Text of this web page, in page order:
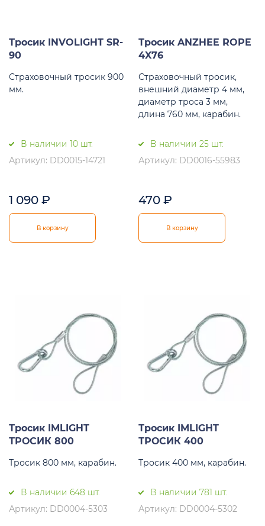
Тросик INVOLIGHT SR-
90
Страховочный тросик 900
мм.
В наличии 10 шт.
Артикул: DD0015-14721
1 090 ₽
В корзину
Тросик ANZHEE ROPE
4X76
Страховочный тросик,
внешний диаметр 4 мм,
диаметр троса 3 мм,
длина 760 мм, карабин.
В наличии 25 шт.
Артикул: DD0016-55983
470 ₽
В корзину
Тросик IMLIGHT
ТРОСИК 800
Тросик 800 мм, карабин.
В наличии 648 шт.
Артикул: DD0004-5303
Тросик IMLIGHT
ТРОСИК 400
Тросик 400 мм, карабин.
В наличии 781 шт.
Артикул: DD0004-5302